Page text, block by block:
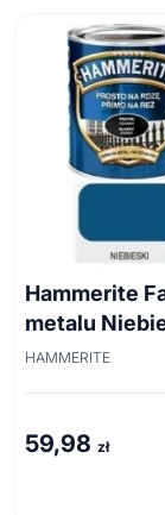
Hammerite
metalu
połysk 0,7 l
HAMMERITE
59,98 zł